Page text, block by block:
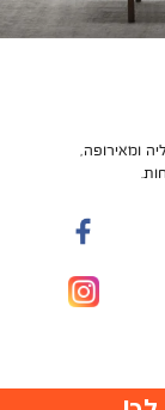
ומאירופה,